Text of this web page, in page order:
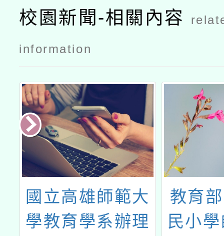
校園新聞-相關內容
information
國立高雄師範大
學教育學系辦理
教育
民小